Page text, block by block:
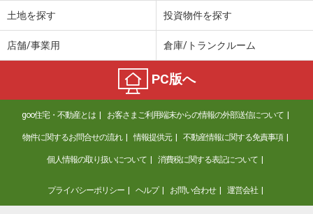
土地を探す 投資物件を探す
店舗/事業用 倉庫/トランクルーム
PC版へ
goo住宅・不動産とは お客さまご利用端末からの情報の外部送信について
物件に関するお問合せの流れ 情報提供元 不動産情報に関する免責事項
個人情報の取り扱いについて 消費税に関する表記について
プライバシーポリシー ヘルプ お問い合わせ 運営会社